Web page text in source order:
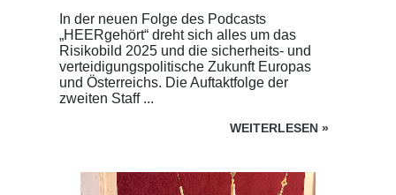
In der neuen Folge des Podcasts
„HEERgehört“ dreht sich alles um das
Risikobild 2025 und die sicherheits- und
verteidigungspolitische Zukunft Europas
und Österreichs. Die Auftaktfolge der
zweiten Staff ...
WEITERLESEN »